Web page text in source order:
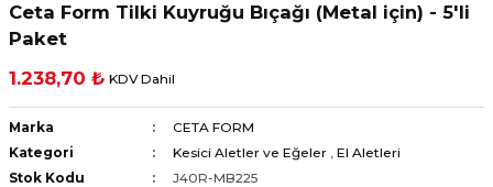
ve Multimetreler
ve Penseler
Ceta Form Tilki Kuyruğu Bıçağı (Metal için) - 5'li
Paket
1.238,70 ₺ KDV Dahil
Marka
CETA FORM
Kategori
Kesici Aletler ve Eğeler , El Aletleri
Stok Kodu
J40R-MB225